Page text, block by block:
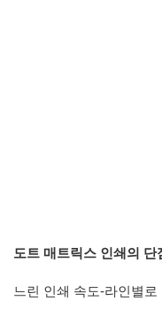
도트 매트릭스 인쇄의 단
느린 인쇄 속도-라인별